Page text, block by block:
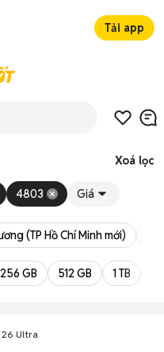
Tải app
Xoá lọc
4803 Giá
(TP Hồ Chí Minh mới)
256 GB 512 GB 1 TB
26 Ultra